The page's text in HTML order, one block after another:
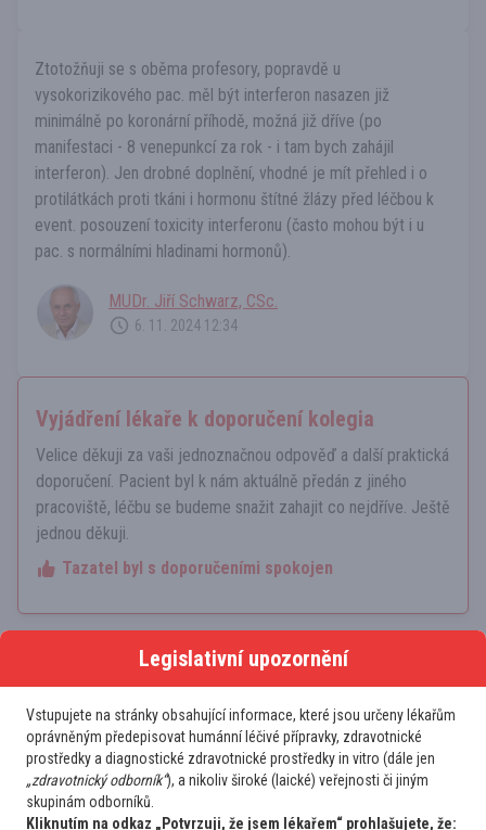
Ztotožňuji se s oběma profesory, popravdě u
vysokorizikového pac. měl být interferon nasazen již
minimálně po koronární příhodě, možná již dříve (po
manifestaci - 8 venepunkcí za rok - i tam bych zahájil
interferon). Jen drobné doplnění, vhodné je mít přehled i o
protilátkách proti tkáni i hormonu štítné žlázy před léčbou k
event. posouzení toxicity interferonu (často mohou být i u
pac. s normálními hladinami hormonů).
MUDr. Jiří Schwarz, CSc.
6. 11. 2024 12:34
Vyjádření lékaře k doporučení kolegia
Velice děkuji za vaši jednoznačnou odpověď a další praktická
doporučení. Pacient byl k nám aktuálně předán z jiného
pracoviště, léčbu se budeme snažit zahajit co nejdříve. Ještě
jednou děkuji.
Tazatel byl s doporučeními spokojen
Další případy
Hematolog
Legislativní upozornění
Vstupujete na stránky obsahující informace, které jsou určeny lékařům
oprávněným předepisovat humánní léčivé přípravky, zdravotnické
prostředky a diagnostické zdravotnické prostředky in vitro (dále jen
„zdravotnický odborník“), a nikoliv široké (laické) veřejnosti či jiným
skupinám odborníků.
Kliknutím na odkaz „Potvrzuji, že jsem lékařem“ prohlašujete, že: